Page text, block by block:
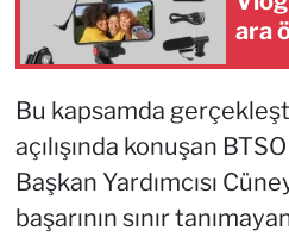
ara
Bu kapsamda
açılışında konuşan
Başkan Yardımcısı
başarının sınır